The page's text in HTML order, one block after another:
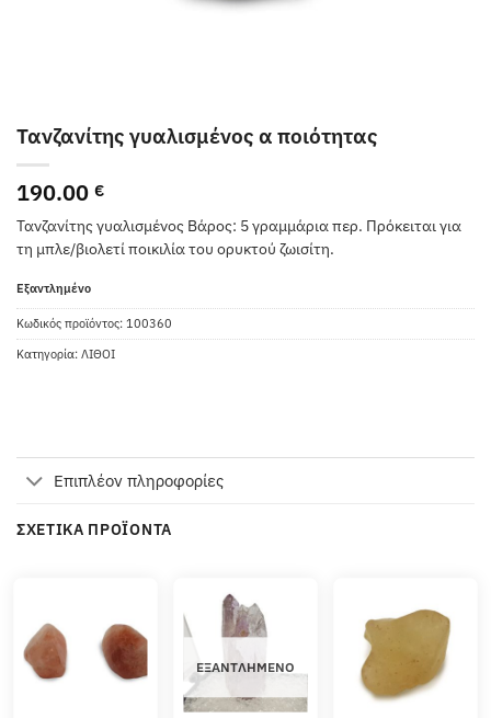
Τανζανίτης γυαλισμένος α ποιότητας
190.00 €
Τανζανίτης γυαλισμένος Βάρος: 5 γραμμάρια περ. Πρόκειται για
τη μπλε/βιολετί ποικιλία του ορυκτού ζωισίτη.
Εξαντλημένο
Κωδικός προϊόντος: 100360
Κατηγορία: ΛΙΘΟΙ
Επιπλέον πληροφορίες
ΣΧΕΤΙΚΆ ΠΡΟΪΌΝΤΑ
ΕΞΑΝΤΛΗΜΈΝΟ